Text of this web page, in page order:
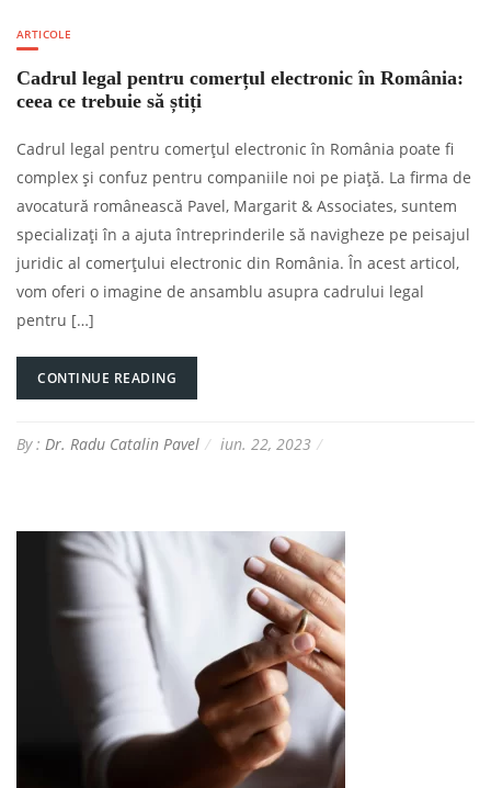
ARTICOLE
Cadrul legal pentru comerțul electronic în România:
ceea ce trebuie să știți
Cadrul legal pentru comerțul electronic în România poate fi
complex și confuz pentru companiile noi pe piață. La firma de
avocatură românească Pavel, Margarit & Associates, suntem
specializați în a ajuta întreprinderile să navigheze pe peisajul
juridic al comerțului electronic din România. În acest articol,
vom oferi o imagine de ansamblu asupra cadrului legal
pentru […]
CONTINUE READING
By : Dr. Radu Catalin Pavel iun. 22, 2023